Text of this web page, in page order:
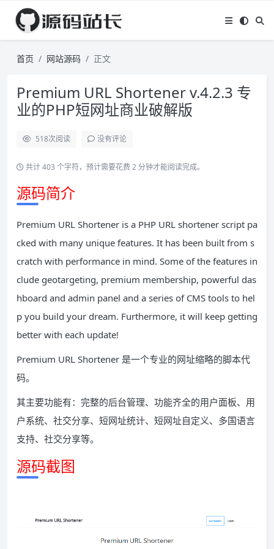
首页 网站源码 正文
Premium URL Shortener v.4.2.3 专
业的PHP短网址商业破解版
518次阅读 没有评论
共计 403 个字符，预计需要花费 2 分钟才能阅读完成。
源码简介
Premium URL Shortener is a PHP URL shortener script pa
cked with many unique features. It has been built from s
cratch with performance in mind. Some of the features in
clude geotargeting, premium membership, powerful das
hboard and admin panel and a series of CMS tools to hel
p you build your dream. Furthermore, it will keep getting
better with each update!
Premium URL Shortener 是一个专业的网址缩略的脚本代
码。
其主要功能有：完整的后台管理、功能齐全的用户面板、用
户系统、社交分享、短网址统计、短网址自定义、多国语言
支持、社交分享等。
源码截图